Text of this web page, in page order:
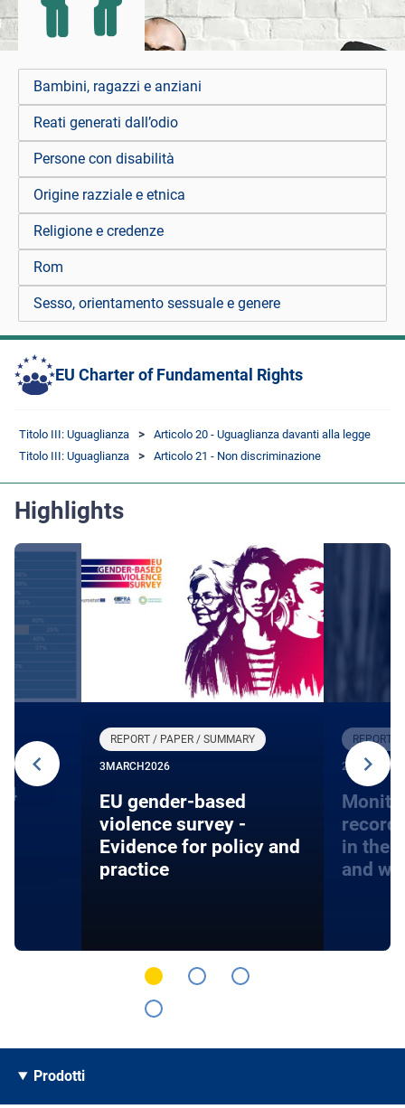
Bambini, ragazzi e anziani
Reati generati dall’odio
Persone con disabilità
Origine razziale e etnica
Religione e credenze
Rom
Sesso, orientamento sessuale e genere
EU Charter of Fundamental Rights
Titolo III: Uguaglianza
Articolo 20 - Uguaglianza davanti alla legge
Titolo III: Uguaglianza
Articolo 21 - Non discriminazione
Highlights
REPORT / PAPER / SUMMARY
3 MARCH2026
EU gender-based
violence survey -
Evidence for policy and
practice
REPORT /
27 JANUARY
in the
and
Prodotti